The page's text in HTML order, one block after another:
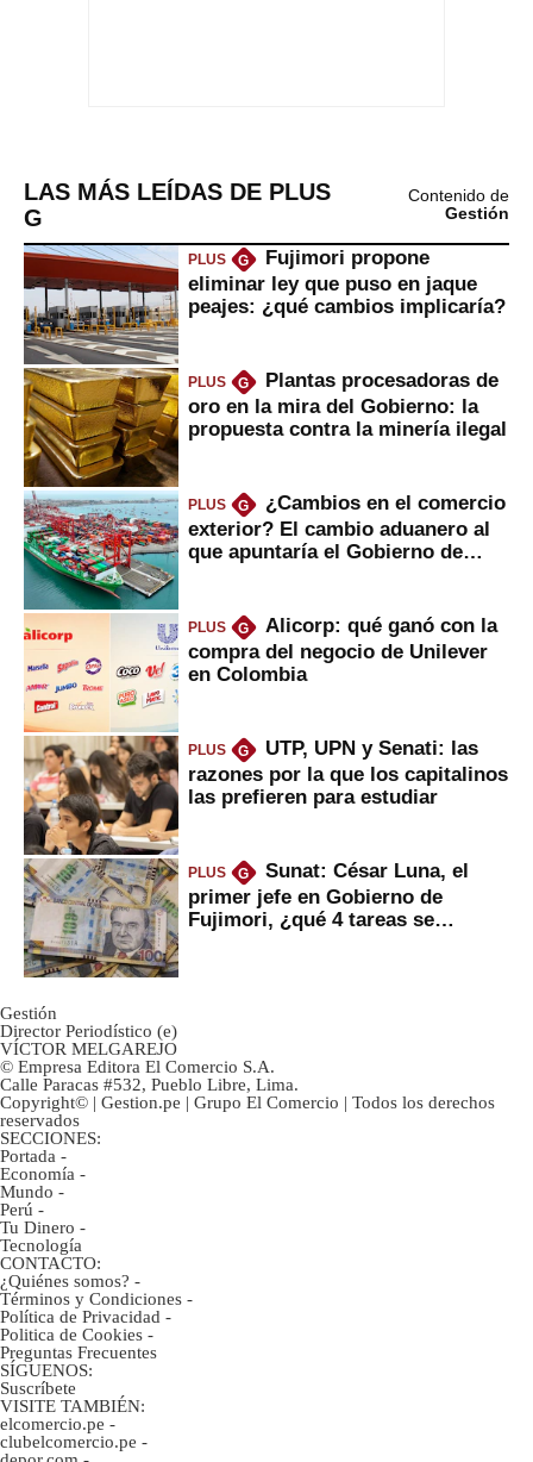
LAS MÁS LEÍDAS DE PLUS
G
Contenido de
Gestión
PLUS G
Fujimori propone
eliminar ley que puso en jaque
peajes: ¿qué cambios implicaría?
PLUS G
Plantas procesadoras de
oro en la mira del Gobierno: la
propuesta contra la minería ilegal
PLUS G
¿Cambios en el comercio
exterior? El cambio aduanero al
que apuntaría el Gobierno de
PLUS G
Alicorp: qué ganó con la
compra del negocio de Unilever
en Colombia
PLUS G
UTP, UPN y Senati: las
razones por la que los capitalinos
las prefieren para estudiar
PLUS G
Sunat: César Luna, el
primer jefe en Gobierno de
Fujimori, ¿qué 4 tareas se
Gestión
Director Periodístico (e)
VÍCTOR MELGAREJO
© Empresa Editora El Comercio S.A.
Calle Paracas #532, Pueblo Libre, Lima.
Copyright© | Gestion.pe | Grupo El Comercio | Todos los derechos
reservados
SECCIONES:
Portada -
Economía -
Mundo -
Perú -
Tu Dinero -
Tecnología
CONTACTO:
¿Quiénes somos? -
Términos y Condiciones -
Política de Privacidad -
Politica de Cookies -
Preguntas Frecuentes
SÍGUENOS:
Suscríbete
VISITE TAMBIÉN:
elcomercio.pe -
clubelcomercio.pe -